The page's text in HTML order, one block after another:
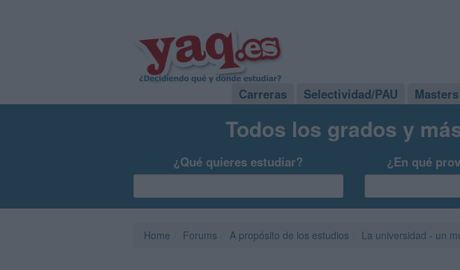
Carreras Selectividad/PAU Masters
Todos los grados y
¿Qué quieres estudiar? ¿En qué
Home Forums A propósito de los estudios La universidad - un